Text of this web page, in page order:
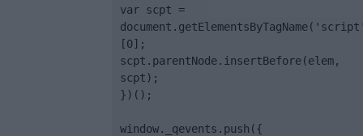
var scpt =
[0];
scpt.parentNode.insertBefore(elem,
scpt);
})();
window._qevents.push({